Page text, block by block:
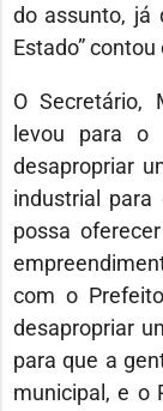
do assunto, já
Estado” contou
O Secretário,
levou para o
desapropriar
industrial
possa
com o
desapropriar
para que a
municipal, e o